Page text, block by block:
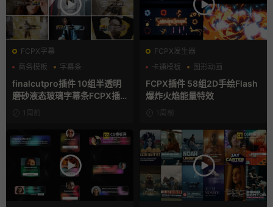
FCPX字幕
商务模板
字幕条
finalcutpro插件 10组半透明
磨砂液态玻璃字幕条FCPX插
1周前
FCPX发生器
卡通模板
图形动画
手绘风
FCPX插件 58组2D手绘Flash
爆炸火焰能量特效
1周前